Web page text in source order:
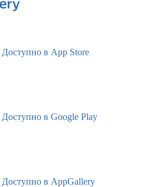
Доступно в App Store
Доступно в Google Play
Доступно в AppGallery